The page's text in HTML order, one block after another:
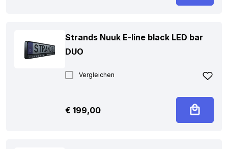
Strands Nuuk E-line black LED bar
DUO
Vergleichen
€ 199,00